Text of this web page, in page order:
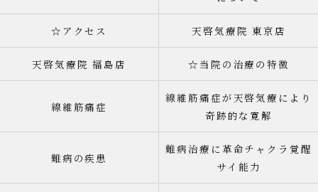
☆アクセス 天啓気療院 東京店
天啓気療院 福島店 ☆当院の治療の特徴
線維筋痛症
線維筋痛症が天啓気療により
奇跡的な寛解
難病の疾患
難病治療に革命チャクラ覚醒
サイ能力